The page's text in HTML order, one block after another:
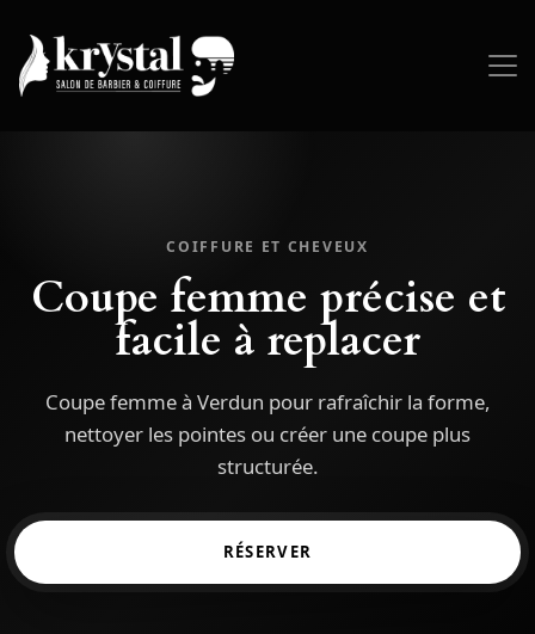
COIFFURE ET CHEVEUX
Coupe femme précise et
facile à replacer
Coupe femme à Verdun pour rafraîchir la forme,
nettoyer les pointes ou créer une coupe plus
structurée.
RÉSERVER